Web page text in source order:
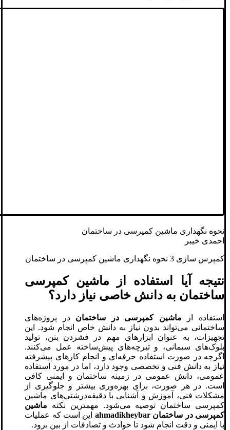
نحوه نگهداری ماشین کمپرسی در ساختمان
احمدی خیبر
کمپرس سازی 3 نحوه نگهداری ماشین کمپرسی در ساختمان
نتیجه آیا استفاده از ماشین کمپرسی
ساختمان به دانش خاصی نیاز دارد؟
استفاده از ماشین کمپرسی در ساختمان در پروژه‌های
ساختمانی می‌تواند بدون نیاز به دانش خاص انجام شود. این
تجهیزات، به عنوان ابزارهای مهم در فشردن بتن، تولید
بلوک‌های سیمانی، و تیرچه‌های پیش‌ساخته عمل می‌کنند.
اگرچه در صورت استفاده حرفه‌ای و انجام کارهای پیشرفته
نیاز به دانش فنی و تخصصی وجود دارد، اما در مورد استفاده
عمومی، دانش عمومی در زمینه ساختمان و ایمنی کافی
است. در هر صورت، برای بهره‌وری بیشتر و جلوگیری از
مشکلات فنی، آموزش و آشنایی با دقیقه‌درشتی‌های ماشین
کمپرسی ساختمان توصیه می‌شود. مهمترین نکته ماشین
کمپرسی در ساختمان ahmadikheybar این است که عملیات
با ایمنی و دقت انجام شود تا حوادث و تصادفات از بین برود.